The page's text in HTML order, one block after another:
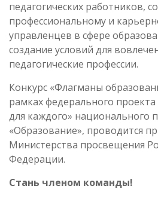
педагогических работников,
профессиональному и
управленцев в сфере
создание условий для
педагогические профессии.
Конкурс «Флагманы
рамках федерального
для каждого» национального
«Образование», проводится
Министерства просвещения
Федерации.
Стань членом команды!